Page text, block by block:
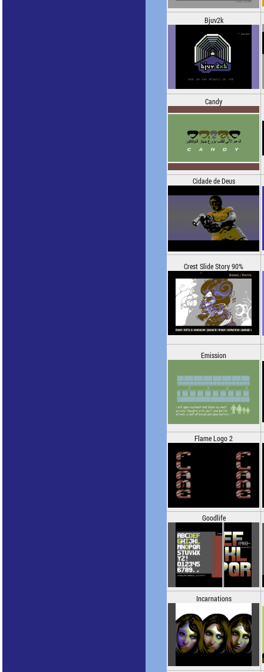
Bjuv2k
Candy
Cidade de Deus
Crest Slide Story 90%
Emission
Flame Logo 2
Goodlife
Incarnations